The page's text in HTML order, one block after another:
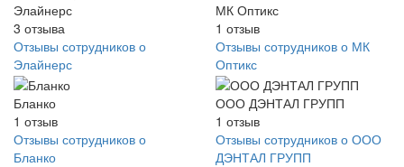
Элайнерс
3 отзыва
Отзывы сотрудников о
Элайнерс
МК Оптикс
1 отзыв
Отзывы сотрудников о МК
Оптикс
Бланко
1 отзыв
Отзывы сотрудников о
Бланко
ООО ДЭНТАЛ ГРУПП
1 отзыв
Отзывы сотрудников о ООО
ДЭНТАЛ ГРУПП